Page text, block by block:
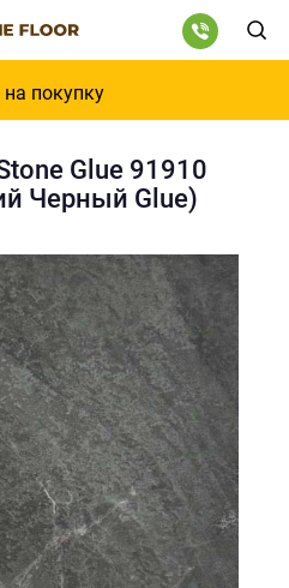
на покупку
Glue 91910
Черный Glue)